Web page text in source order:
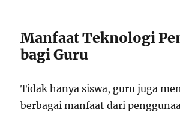
Manfaat Teknologi
bagi Guru
Tidak hanya siswa, guru juga
berbagai manfaat dari